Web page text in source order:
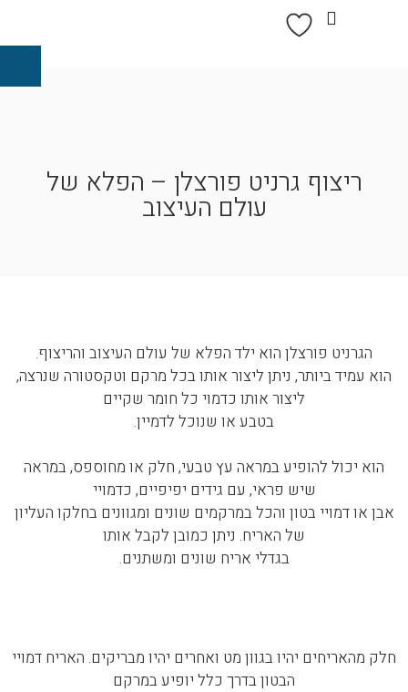
ריצוף גרניט פורצלן – הפלא של
עולם העיצוב
הגרניט פורצלן הוא ילד הפלא של עולם העיצוב והריצוף.
הוא עמיד ביותר, ניתן ליצור אותו בכל מרקם וטקסטורה שנרצה,
ליצור אותו כדמוי כל חומר שקיים
בטבע או שנוכל לדמיין.
הוא יכול להופיע במראה עץ טבעי, חלק או מחוספס, במראה
שיש פראי, עם גידים יפיפיים, כדמויי
אבן או דמויי בטון והכל במרקמים שונים ומגוונים בחלקו העליון
של האריח. ניתן כמובן לקבל אותו
בגדלי אריח שונים ומשתנים.
חלק מהאריחים יהיו בגוון מט ואחרים יהיו מבריקים. האריח דמויי
הבטון בדרך כלל יופיע במרקם